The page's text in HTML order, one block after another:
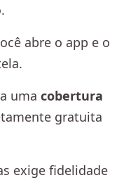
abre o app e o
uma cobertura
gratuita
exige fidelidade